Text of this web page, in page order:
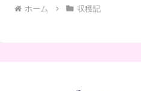
ホーム 収穫記